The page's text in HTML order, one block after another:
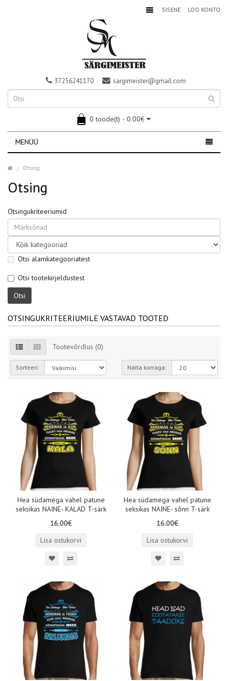
SISENE LOO KONTO
37256241170 sargimeister@gmail.com
0 toode(t) - 0.00€
MENÜÜ
Otsing
Otsing
Otsingukriteeriumid
Otsi alamkategooriatest
Otsi tootekirjeldustest
OTSINGUKRITEERIUMILE VASTAVAD TOOTED
Tootevõrdlus (0)
Sorteeri: Näita korraga:
Hea südamega vahel patune
seksikas NAINE- KALAD T-särk
16.00€
Lisa ostukorvi
Hea südamega vahel patune
seksikas NAINE- sõnn T-särk
16.00€
Lisa ostukorvi